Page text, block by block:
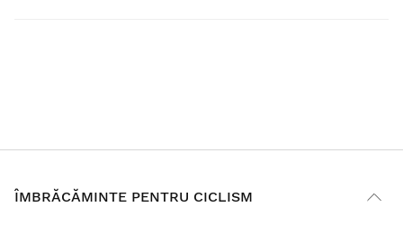
ÎMBRĂCĂMINTE PENTRU CICLISM